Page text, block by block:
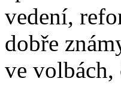
vedení,
dobře
ve